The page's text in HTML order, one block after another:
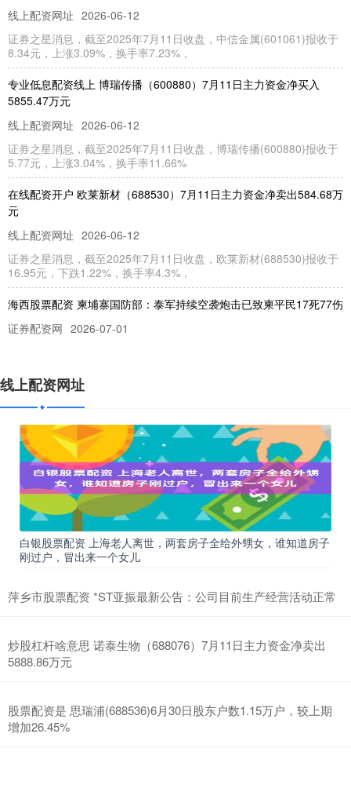
线上配资网址 2026-06-12
证券之星消息，截至2025年7月11日收盘，中信金属(601061)报收于
8.34元，上涨3.09%，换手率7.23%，
专业低息配资线上 博瑞传播（600880）7月11日主力资金净买入
5855.47万元
线上配资网址 2026-06-12
证券之星消息，截至2025年7月11日收盘，博瑞传播(600880)报收于
5.77元，上涨3.04%，换手率11.66%
在线配资开户 欧莱新材（688530）7月11日主力资金净卖出584.68万
元
线上配资网址 2026-06-12
证券之星消息，截至2025年7月11日收盘，欧莱新材(688530)报收于
16.95元，下跌1.22%，换手率4.3%，
海西股票配资 柬埔寨国防部：泰军持续空袭炮击已致柬平民17死77伤
证券配资网 2026-07-01
最专业的股票配资 易点天下最新公告：公司控股股东、实际控制人之
一致行动人减持计划实施完成
线上配资网址 2026-07-02
易点天下(301171.SZ)公告称，公司控股股东、实际控制人邹小武之
一致行动人宁波众点易企业管理合伙企业(有限合伙)已
可靠的线上股票配资 科思创与比亚迪签署战略合作备忘录
线上配资网址 2026-07-22
7月13日，盖世汽车获悉，科思创与比亚迪宣布签署谅解备忘录，正
券商配资平台 光弘科技获得实用新型专利授权：“一种螺钉锁附半自
联华证券股票杠杆 2026-06-12
证券之星消息，根据天眼查APP数据显示光弘科技(300735)新获得一
北京炒股配资开户 全域布局加码华中，朗廷酒店集团旗下长沙毅风酒
店启幕
线上配资网址
白银股票配资 上海老人离世，两套房子全给外甥女，谁知道房子
刚过户，冒出来一个女儿
萍乡市股票配资 *ST亚振最新公告：公司目前生产经营活动正常
炒股杠杆啥意思 诺泰生物（688076）7月11日主力资金净卖出
5888.86万元
股票配资是 思瑞浦(688536)6月30日股东户数1.15万户，较上期
增加26.45%